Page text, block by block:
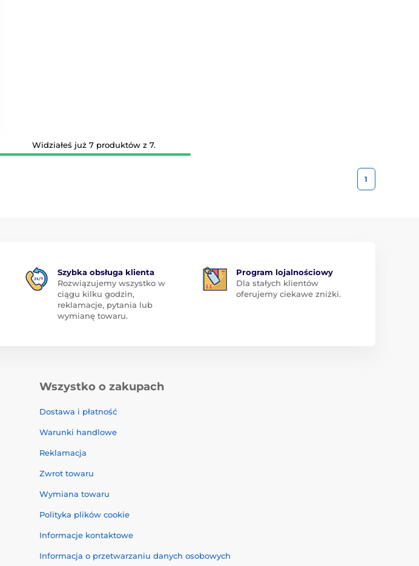
Widziałeś już 7 produktów z 7.
1
Szybka obsługa klienta
Rozwiązujemy wszystko w
ciągu kilku godzin,
reklamacje, pytania lub
wymianę towaru.
Program lojalnościowy
Dla stałych klientów
oferujemy ciekawe zniżki.
Wszystko o zakupach
Dostawa i płatność
Warunki handlowe
Reklamacja
Zwrot towaru
Wymiana towaru
Polityka plików cookie
Informacje kontaktowe
Informacja o przetwarzaniu danych osobowych